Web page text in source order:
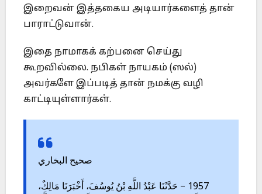
இறைவன் இத்தகைய அடியார்களைத் தான்
பாராட்டுவான்.
இதை நாமாகக் கற்பனை செய்து
கூறவில்லை. நபிகள் நாயகம் (ஸல்)
அவர்களே இப்படித் தான் நமக்கு வழி
காட்டியுள்ளார்கள்.
صحيح البخاري
1957 – حَدَّثَنَا عَبْدُ اللَّهِ بْنُ يُوسُفَ، أَخْبَرَنَا مَالِكٌ،